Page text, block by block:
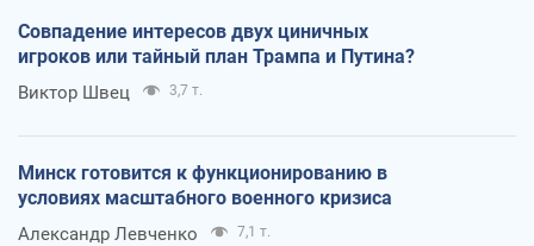
Совпадение интересов двух циничных
игроков или тайный план Трампа и Путина?
Виктор Швец 3,7 т.
Минск готовится к функционированию в
условиях масштабного военного кризиса
Александр Левченко 7,1 т.